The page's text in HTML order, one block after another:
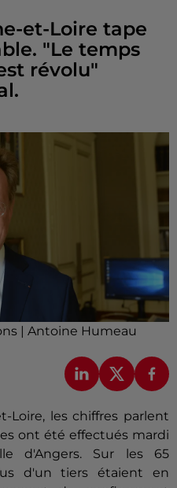
et-Loire tape
"Le temps
révolu"
| Antoine Humeau
Loire, les chiffres parlent
ont été effectués mardi
d'Angers. Sur les 65
d'un tiers étaient en